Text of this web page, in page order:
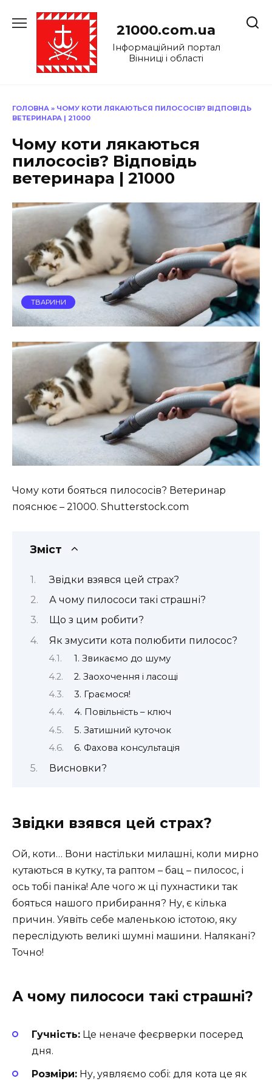
до
21000.com.ua
Інформаційний портал
Вінниці і області
ГОЛОВНА » ЧОМУ КОТИ ЛЯКАЮТЬСЯ ПИЛОСОСІВ? ВІДПОВІДЬ
ВЕТЕРИНАРА | 21000
Чому коти лякаються
пилососів? Відповідь
ветеринара | 21000
ТВАРИНИ
Чому коти бояться пилососів? Ветеринар
пояснює – 21000. Shutterstock.com
Зміст
Звідки взявся цей страх?
А чому пилососи такі страшні?
Що з цим робити?
Як змусити кота полюбити пилосос?
1. Звикаємо до шуму
2. Заохочення і ласощі
3. Граємося!
4. Повільність – ключ
5. Затишний куточок
6. Фахова консультація
Висновки?
Звідки взявся цей страх?
Ой, коти… Вони настільки милашні, коли мирно
кутаються в кутку, та раптом – бац – пилосос, і
ось тобі паніка! Але чого ж ці пухнастики так
бояться нашого прибирання? Ну, є кілька
причин. Уявіть себе маленькою істотою, яку
переслідують великі шумні машини. Налякані?
Точно!
А чому пилососи такі страшні?
Гучність: Це неначе феєрверки посеред
дня.
Розміри: Ну, уявляємо собі: для кота це як